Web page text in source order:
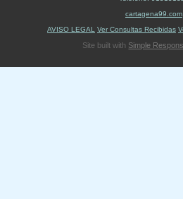
cartagena99.com
AVISO LEGAL
Ver Consultas Recibidas
Site built with Simple